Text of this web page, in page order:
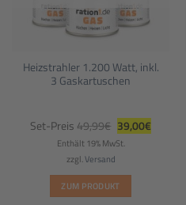
Heizstrahler 1.200 Watt, inkl.
3 Gaskartuschen
Set-Preis 49,99€ Ursprünglicher
Preis
war:
39,00€Aktueller
Preis
Enthält 19% MwSt.
zzgl.Versand
ZUM PRODUKT